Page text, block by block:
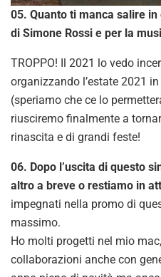
05. Quanto ti manca salire
di Simone Rossi e per la
TROPPO! Il 2021 lo vedo
organizzando l’estate 2021 in
(speriamo che ce lo
riusciremo finalmente a
rinascita e di grandi feste!
06. Dopo l’uscita di questo
altro a breve o restiamo in
impegnati nella promo di
massimo.
Ho molti progetti nel mio
collaborazioni anche con